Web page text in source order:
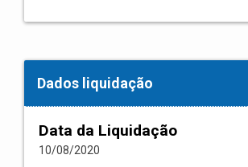
Dados liquidação
Data da Liquidação
10/08/2020